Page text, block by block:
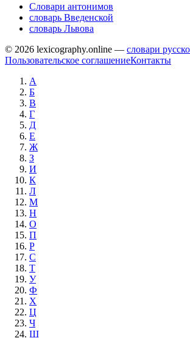
Словари антонимов
словарь Введенской
словарь Львова
© 2026 lexicography.online — словари
Пользовательское соглашениеКонтакты
А
Б
В
Г
Д
Е
Ж
З
И
К
Л
М
Н
О
П
Р
С
Т
У
Ф
Х
Ц
Ч
Ш